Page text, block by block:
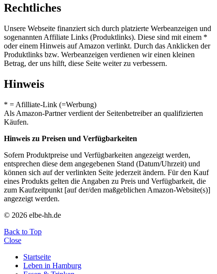
Rechtliches
Unsere Webseite finanziert sich durch platzierte Werbeanzeigen und
sogenannten Affiliate Links (Produktlinks). Diese sind mit einem *
oder einem Hinweis auf Amazon verlinkt. Durch das Anklicken der
Produktlinks bzw. Werbeanzeigen verdienen wir einen kleinen
Betrag, der uns hilft, diese Seite weiter zu verbessern.
Hinweis
* = Afilliate-Link (=Werbung)
Als Amazon-Partner verdient der Seitenbetreiber an qualifizierten
Käufen.
Hinweis zu Preisen und Verfügbarkeiten
Sofern Produktpreise und Verfügbarkeiten angezeigt werden,
entsprechen diese dem angegebenen Stand (Datum/Uhrzeit) und
können sich auf der verlinkten Seite jederzeit ändern. Für den Kauf
eines Produkts gelten die Angaben zu Preis und Verfügbarkeit, die
zum Kaufzeitpunkt [auf der/den maßgeblichen Amazon-Website(s)]
angezeigt werden.
© 2026 elbe-hh.de
Back to Top
Close
Startseite
Leben in Hamburg